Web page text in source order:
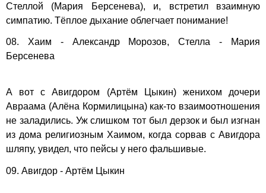
Стеллой (Мария Берсенева), и, встретил взаимную
симпатию. Тёплое дыхание облегчает понимание!
08. Хаим - Александр Морозов, Стелла - Мария
Берсенева
А вот с Авигдором (Артём Цыкин) женихом дочери
Авраама (Алёна Кормилицына) как-то взаимоотношения
не заладились. Уж слишком тот был дерзок и был изгнан
из дома религиозным Хаимом, когда сорвав с Авигдора
шляпу, увидел, что пейсы у него фальшивые.
09. Авигдор - Артём Цыкин